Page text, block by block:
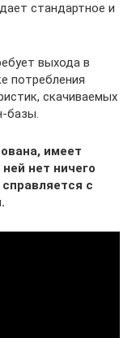
стандартное и
выхода в
потребления
скачиваемых
базы.
имеет
нет ничего
с